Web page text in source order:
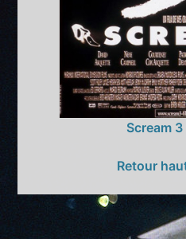
Scream
Retour